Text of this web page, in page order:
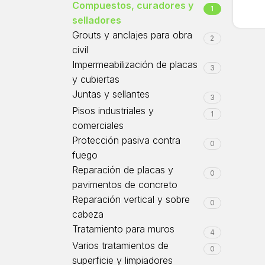
Compuestos, curadores y
selladores
1
Grouts y anclajes para obra
civil
2
Impermeabilización de placas
y cubiertas
3
Juntas y sellantes 3
Pisos industriales y
comerciales
1
Protección pasiva contra
fuego
0
Reparación de placas y
pavimentos de concreto
0
Reparación vertical y sobre
cabeza
0
Tratamiento para muros 4
Varios tratamientos de
superficie y limpiadores
0